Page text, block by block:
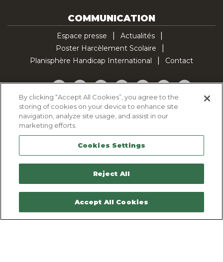
COMMUNICATION
Espace presse
Actualités
Poster Harcèlement Scolaire
Planisphère Handicap International
Contact
Facebook
TwitterYouTubePinterestInstagramLinkedInTikTok
Politique d'utilisation des cookies
Politique de confidentialité
Mentions légales
Plan du site
Contactez-nous
By clicking “Accept All Cookies”, you agree to the
storing of cookies on your device to enhance site
navigation, analyze site usage, and assist in our
marketing efforts.
Cookies Settings
Reject All
Accept All Cookies